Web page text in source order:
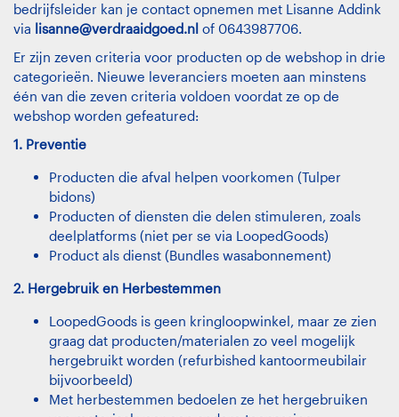
bedrijfsleider kan je contact opnemen met Lisanne Addink
via lisanne@verdraaidgoed.nl of 0643987706.
Er zijn zeven criteria voor producten op de webshop in drie
categorieën. Nieuwe leveranciers moeten aan minstens
één van die zeven criteria voldoen voordat ze op de
webshop worden gefeatured:
1. Preventie
Producten die afval helpen voorkomen (Tulper
bidons)
Producten of diensten die delen stimuleren, zoals
deelplatforms (niet per se via LoopedGoods)
Product als dienst (Bundles wasabonnement)
2. Hergebruik en Herbestemmen
LoopedGoods is geen kringloopwinkel, maar ze zien
graag dat producten/materialen zo veel mogelijk
hergebruikt worden (refurbished kantoormeubilair
bijvoorbeeld)
Met herbestemmen bedoelen ze het hergebruiken